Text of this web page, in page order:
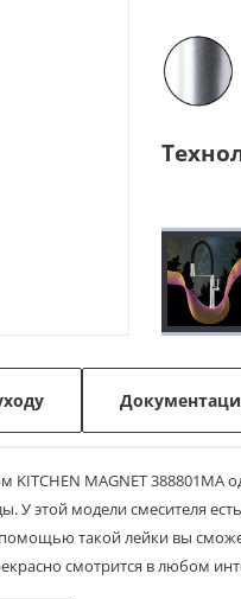
MAGNET
У этой модели смесителя
такой лейки вы
смотрится в любом